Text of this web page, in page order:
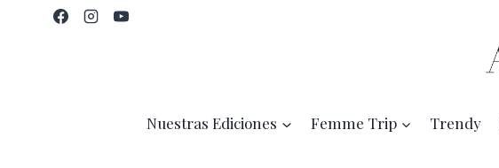
Nuestras Ediciones Femme Trip Trendy